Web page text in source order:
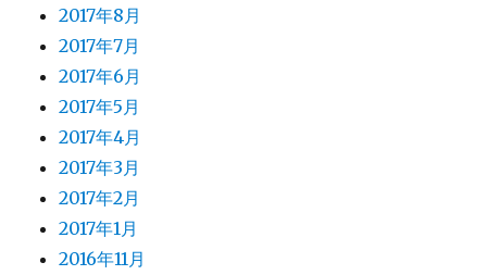
2017年8月
2017年7月
2017年6月
2017年5月
2017年4月
2017年3月
2017年2月
2017年1月
2016年11月